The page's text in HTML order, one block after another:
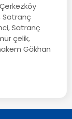
Satranç
Satranç
çelik,
Gökhan